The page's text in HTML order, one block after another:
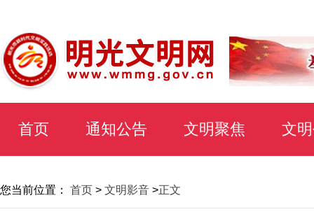
首页 通知公告 文明聚焦 文
您当前位置： 首页 > 文明影音 >正文